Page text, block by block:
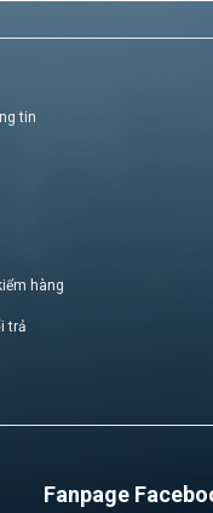
tin
hàng
trả
Fanpage